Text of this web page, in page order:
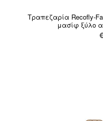
Τραπεζαρία Recofly-
μασίφ ξύλο
€